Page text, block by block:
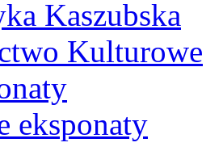
Kaszubska
Kulturowe
eksponaty